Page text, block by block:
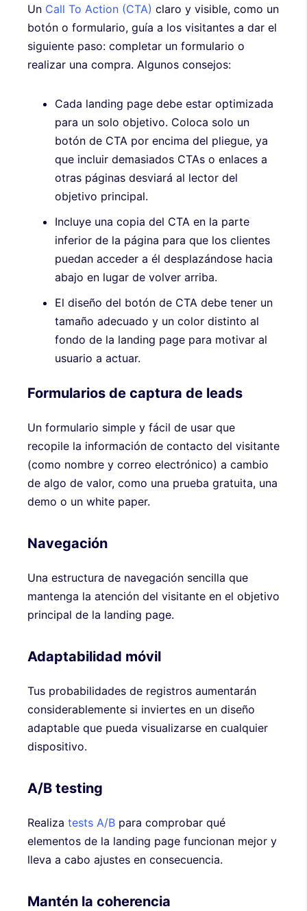
Un Call To Action (CTA) claro y visible, como un
botón o formulario, guía a los visitantes a dar el
siguiente paso: completar un formulario o
realizar una compra. Algunos consejos:
Cada landing page debe estar optimizada
para un solo objetivo. Coloca solo un
botón de CTA por encima del pliegue, ya
que incluir demasiados CTAs o enlaces a
otras páginas desviará al lector del
objetivo principal.
Incluye una copia del CTA en la parte
inferior de la página para que los clientes
puedan acceder a él desplazándose hacia
abajo en lugar de volver arriba.
El diseño del botón de CTA debe tener un
tamaño adecuado y un color distinto al
fondo de la landing page para motivar al
usuario a actuar.
Formularios de captura de leads
Un formulario simple y fácil de usar que
recopile la información de contacto del visitante
(como nombre y correo electrónico) a cambio
de algo de valor, como una prueba gratuita, una
demo o un white paper.
Navegación
Una estructura de navegación sencilla que
mantenga la atención del visitante en el objetivo
principal de la landing page.
Adaptabilidad móvil
Tus probabilidades de registros aumentarán
considerablemente si inviertes en un diseño
adaptable que pueda visualizarse en cualquier
dispositivo.
A/B testing
Realiza tests A/B para comprobar qué
elementos de la landing page funcionan mejor y
lleva a cabo ajustes en consecuencia.
Mantén la coherencia